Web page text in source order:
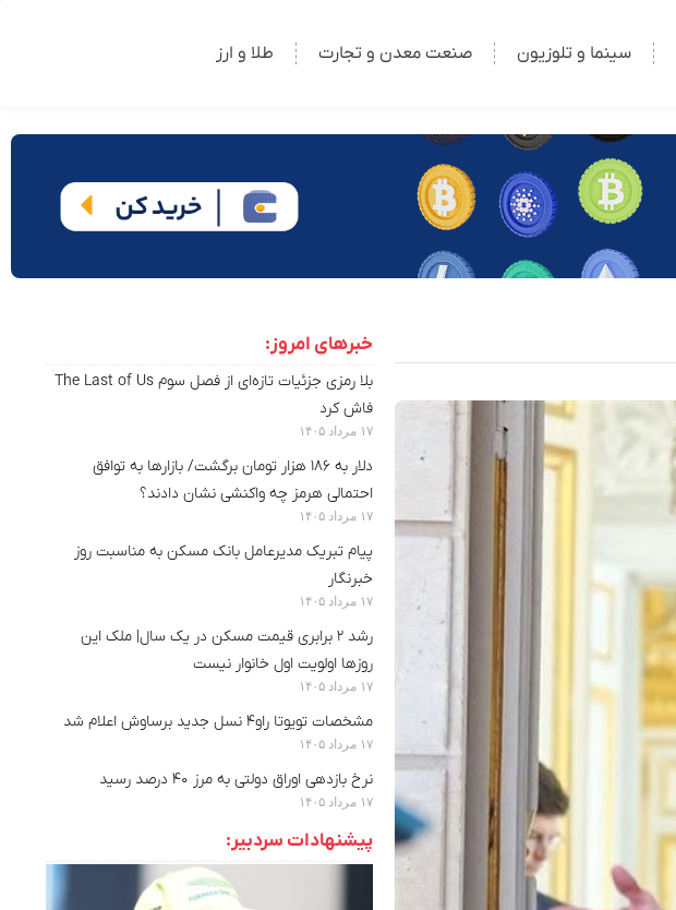
سینما و تلوزیون صنعت معدن و تجارت طلا و ارز
خبرهای امروز:
بلا رمزی جزئیات تازه‌ای از فصل سوم The Last of Us
فاش کرد
۱۷ مرداد ۱۴۰۵
دلار به ۱۸۶ هزار تومان برگشت/ بازارها به توافق
احتمالی هرمز چه واکنشی نشان دادند؟
۱۷ مرداد ۱۴۰۵
پیام تبریک مدیرعامل بانک مسکن به مناسبت روز
خبرنگار
۱۷ مرداد ۱۴۰۵
رشد ۲ برابری قیمت مسکن در یک سال| ملک این
روزها اولویت اول خانوار نیست
۱۷ مرداد ۱۴۰۵
مشخصات تویوتا راو۴ نسل جدید برساوش اعلام شد
۱۷ مرداد ۱۴۰۵
نرخ بازدهی اوراق دولتی به مرز ۴۰ درصد رسید
۱۷ مرداد ۱۴۰۵
پیشنهادات سردبیر: